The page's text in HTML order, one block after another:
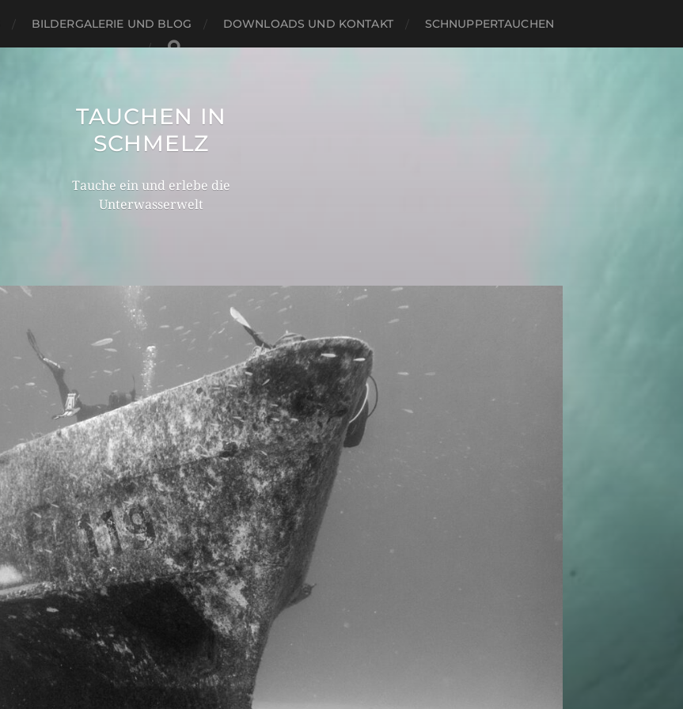
BILDERGALERIE UND BLOG DOWNLOADS UND KONTAKT SCHNUPPERTAUCHEN
TAUCHEN IN
SCHMELZ
Tauche ein und erlebe die
Unterwasserwelt